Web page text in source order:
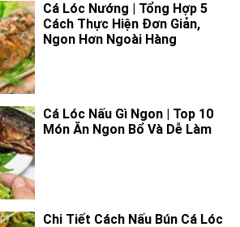
Cá Lóc Nướng | Tổng Hợp 5
Cách Thực Hiện Đơn Giản,
Ngon Hơn Ngoài Hàng
Cá Lóc Nấu Gì Ngon | Top 10
Món Ăn Ngon Bổ Và Dễ Làm
Chi Tiết Cách Nấu Bún Cá Lóc